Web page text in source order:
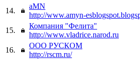
14.
aMN
http://www.amyn-
15.
Компания "Фелита"
http://www.vladrice.narod.ru
16.
ООО РУСКОМ
http://rscm.ru/